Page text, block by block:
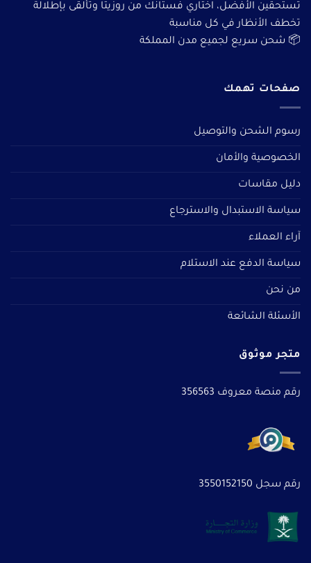
تستحقين الأفضل، اختاري فستانك من روزيتا وتألقى بإطلالة
تخطف الأنظار في كل مناسبة
📦 شحن سريع لجميع مدن المملكة
صفحات تهمك
رسوم الشحن والتوصيل
الخصوصية والأمان
دليل مقاسات
سياسة الاستبدال والاسترجاع
آراء العملاء
سياسة الدفع عند الاستلام
من نحن
الأسئلة الشائعة
متجر موثوق
رقم منصة معروف 356563
رقم سجل 3550152150